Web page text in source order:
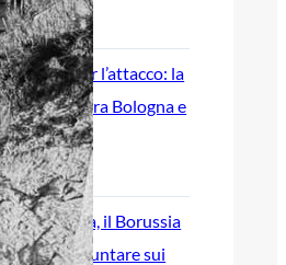
Dallinga per l’attacco: la
tra Bologna e
il Genoa, il Borussia
a puntare sui